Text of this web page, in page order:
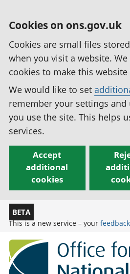
Cookies on ons.gov.uk
Cookies are small files
when you visit a website.
cookies to make this website
We would like to set
remember your settings
you use the site. This helps
services.
Accept
additional
cookies
BETA
This is a new service – your feedback